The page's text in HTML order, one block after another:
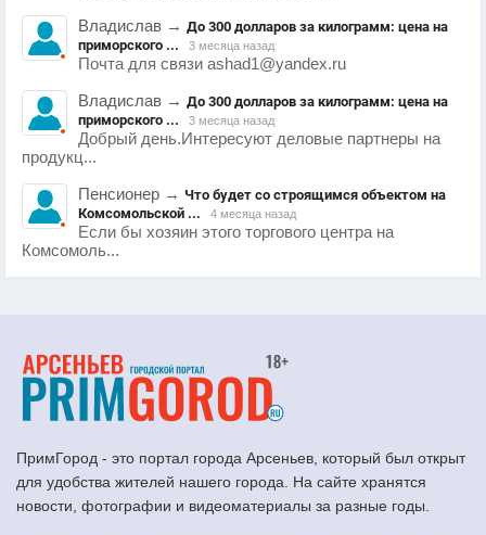
Владислав → До 300 долларов за килограмм: цена на
приморского ...
3 месяца назад
Почта для связи ashad1@yandex.ru
Владислав → До 300 долларов за килограмм: цена на
приморского ...
3 месяца назад
Добрый день.Интересуют деловые партнеры на
продукц...
Пенсионер → Что будет со строящимся объектом на
Комсомольской ...
4 месяца назад
Если бы хозяин этого торгового центра на
Комсомоль...
ПримГород - это портал города Арсеньев, который был открыт
для удобства жителей нашего города. На сайте хранятся
новости, фотографии и видеоматериалы за разные годы.